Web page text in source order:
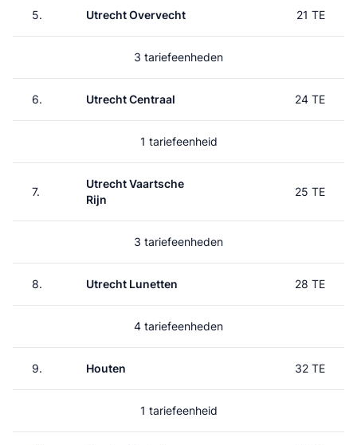
5. Utrecht Overvecht 21 TE
3 tariefeenheden
6. Utrecht Centraal 24 TE
1 tariefeenheid
7.
Utrecht Vaartsche
Rijn
25 TE
3 tariefeenheden
8. Utrecht Lunetten 28 TE
4 tariefeenheden
9. Houten 32 TE
1 tariefeenheid